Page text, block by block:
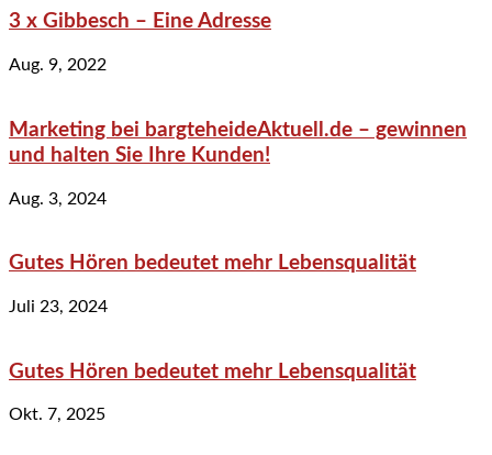
3 x Gibbesch – Eine Adresse
Aug. 9, 2022
Marketing bei bargteheideAktuell.de – gewinnen
und halten Sie Ihre Kunden!
Aug. 3, 2024
Gutes Hören bedeutet mehr Lebensqualität
Juli 23, 2024
Gutes Hören bedeutet mehr Lebensqualität
Okt. 7, 2025